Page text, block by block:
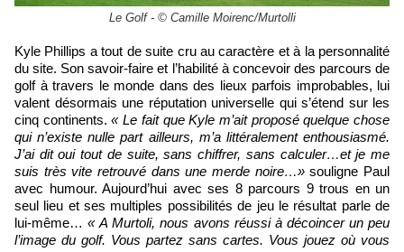
Le Golf - © Camille Moirenc/Murtolli
Kyle Phillips a tout de suite cru au caractère et à la personnalité
du site. Son savoir-faire et l’habilité à concevoir des parcours de
golf à travers le monde dans des lieux parfois improbables, lui
valent désormais une réputation universelle qui s’étend sur les
cinq continents. « Le fait que Kyle m’ait proposé quelque chose
qui n’existe nulle part ailleurs, m’a littéralement enthousiasmé.
J’ai dit oui tout de suite, sans chiffrer, sans calculer…et je me
suis très vite retrouvé dans une merde noire…»souligne Paul
avec humour. Aujourd’hui avec ses 8 parcours 9 trous en un
seul lieu et ses multiples possibilités de jeu le résultat parle de
lui-même…« A Murtoli, nous avons réussi à décoincer un peu
l’image du golf. Vous partez sans cartes. Vous jouez où vous